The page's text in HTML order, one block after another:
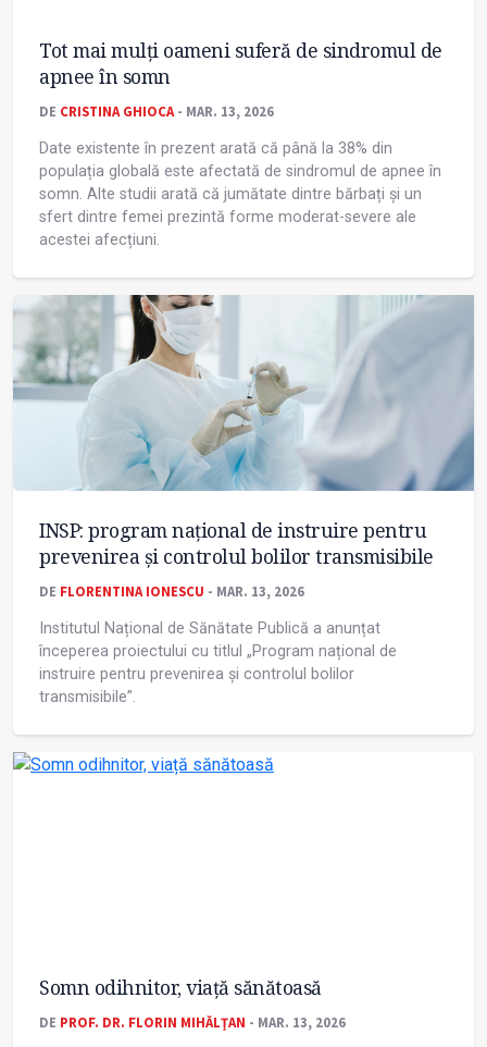
Tot mai mulți oameni suferă de sindromul de
apnee în somn
DE CRISTINA GHIOCA- MAR. 13, 2026
Date existente în prezent arată că până la 38% din
populația globală este afectată de sindromul de apnee în
somn. Alte studii arată că jumătate dintre bărbați și un
sfert dintre femei prezintă forme moderat-severe ale
acestei afecțiuni.
INSP: program național de instruire pentru
prevenirea și controlul bolilor transmisibile
DE FLORENTINA IONESCU - MAR. 13, 2026
Institutul Național de Sănătate Publică a anunțat
începerea proiectului cu titlul „Program național de
instruire pentru prevenirea și controlul bolilor
transmisibile”.
Somn odihnitor, viață sănătoasă
DE PROF. DR. FLORIN MIHĂLŢAN - MAR. 13, 2026